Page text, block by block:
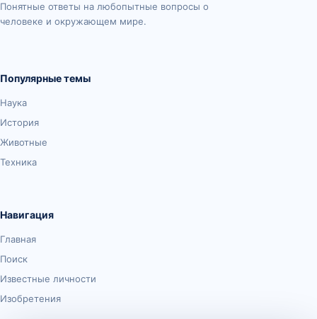
Понятные ответы на любопытные вопросы о
человеке и окружающем мире.
Популярные темы
Наука
История
Животные
Техника
Навигация
Главная
Поиск
Известные личности
Изобретения